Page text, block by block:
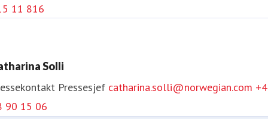
11 816
Solli
Pressesjef catharina.solli@norwegian.com
90 15 06